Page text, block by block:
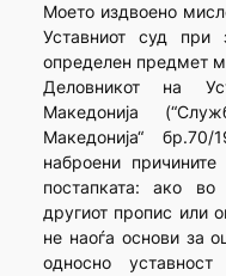
Моето издвоено
Уставниот суд при
определен предмет
Деловникот на
Македонија
Македонија“
наброени
постапката: ако во
другиот пропис или
не наоѓа основи за
односно